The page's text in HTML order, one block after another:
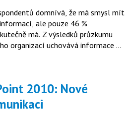
domnívá, že má smysl mít
ale pouze 46 %
má. Z výsledků průzkumu
organizací uchovává informace po